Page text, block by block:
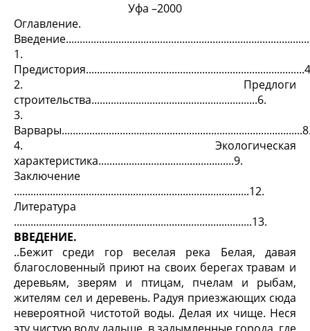
Уфа –2000
Оглавление.
1.
2. Предлоги
строительства............................................................6.
3.
4. Экологическая
характеристика.................................................9.
Заключение
.....................................................................................12.
Литература
......................................................................................13.
ВВЕДЕНИЕ.
..Бежит среди гор веселая река Белая, давая
благословенный приют на своих берегах травам и
деревьям, зверям и птицам, пчелам и рыбам,
жителям сел и деревень. Радуя приезжающих сюда
невероятной чистотой воды. Делая их чище. Неся